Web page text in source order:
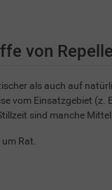
von
als auch auf
vom Einsatzgebiet (z.
sind manche
Rat.